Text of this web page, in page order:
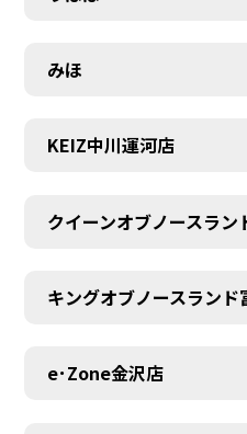
みほ
KEIZ中川運河店
クイーンオブノースラン
キングオブノースランド
e･Zone金沢店